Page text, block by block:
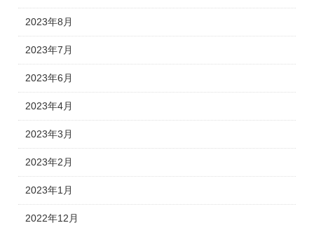
2023年8月
2023年7月
2023年6月
2023年4月
2023年3月
2023年2月
2023年1月
2022年12月